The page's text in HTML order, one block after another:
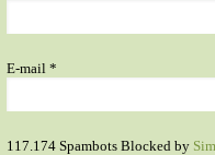
E-mail *
117.174 Spambots Blocked by